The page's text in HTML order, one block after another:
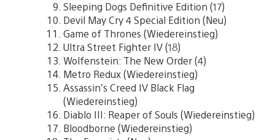
Sleeping Dogs Definitive Edition (17)
Devil May Cry 4 Special Edition (Neu)
Game of Thrones (Wiedereinstieg)
Ultra Street Fighter IV (18)
Wolfenstein: The New Order (4)
Metro Redux (Wiedereinstieg)
Assassin’s Creed IV Black Flag
(Wiedereinstieg)
Diablo III: Reaper of Souls (Wiedereinstieg)
Bloodborne (Wiedereinstieg)